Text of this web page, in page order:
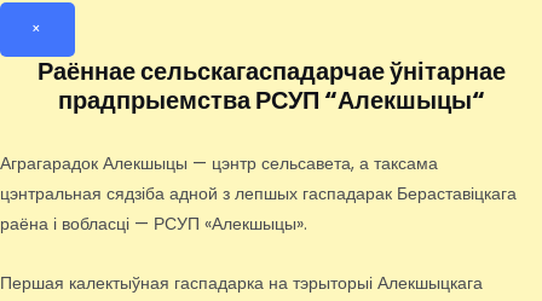
×
Раённае сельскагаспадарчае ўнітарнае
прадпрыемства РСУП “Алекшыцы“
Аграгарадок Алекшыцы — цэнтр сельсавета, а таксама
цэнтральная сядзіба адной з лепшых гаспадарак Бераставіцкага
раёна і вобласці — РСУП «Алекшыцы».
Першая калектыўная гаспадарка на тэрыторыі Алекшыцкага